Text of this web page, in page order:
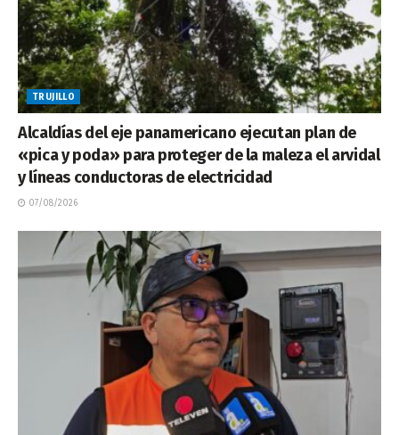
TRUJILLO
Alcaldías del eje panamericano ejecutan plan de
«pica y poda» para proteger de la maleza el arvidal
y líneas conductoras de electricidad
07/08/2026